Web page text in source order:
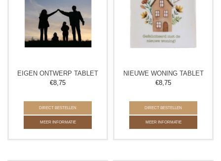
EIGEN ONTWERP TABLET
€8,75
DIRECT BESTELLEN
MEER INFORMATIE
NIEUWE WONING TABLET
€8,75
DIRECT BESTELLEN
MEER INFORMATIE